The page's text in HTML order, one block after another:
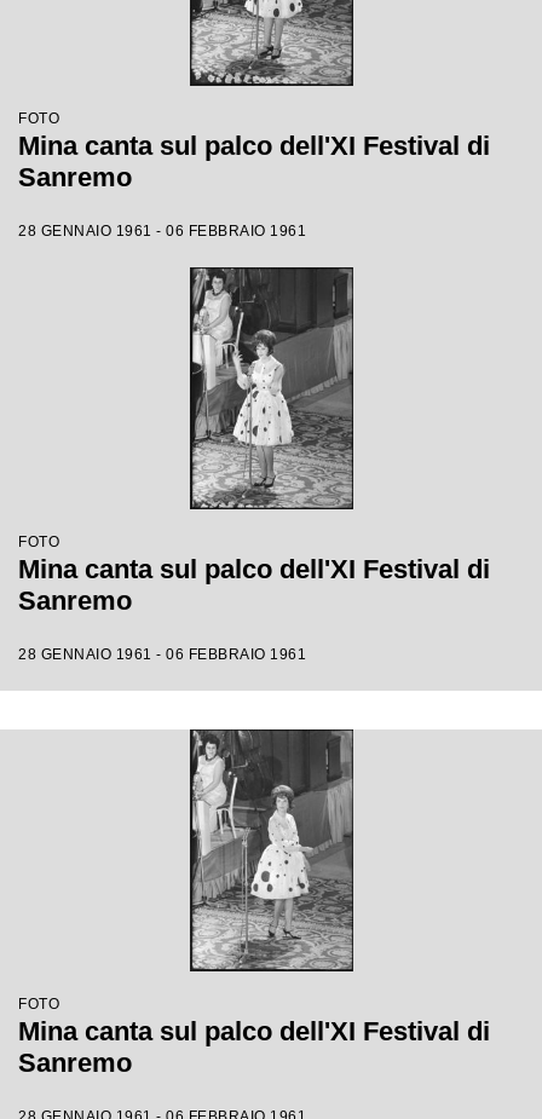
FOTO
Mina canta sul palco dell'XI Festival di
Sanremo
28 GENNAIO 1961 - 06 FEBBRAIO 1961
FOTO
Mina canta sul palco dell'XI Festival di
Sanremo
28 GENNAIO 1961 - 06 FEBBRAIO 1961
FOTO
Mina canta sul palco dell'XI Festival di
Sanremo